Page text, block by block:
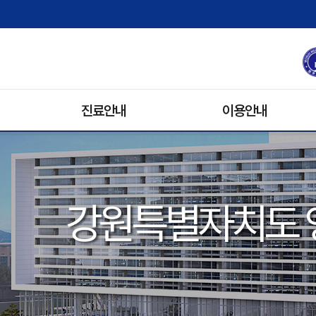
진료안내
진료과/의료진
진료예약안내
휴진안내
입/퇴원안내
비급여 수가 안내
진료협력팀
이용안내
원내배치도
병문안
입원생활
기록사본발급
주차안내
장례식장
자원봉사안내
전화번호 안내
오시는 길
강원특별자치도